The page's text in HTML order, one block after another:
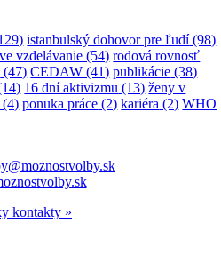
istanbulský dohovor pre ľudí(98)
vzdelávanie (54) rodová rovnosť
(47) CEDAW (41) publikácie (38)
16 dní aktivizmu (13) ženy v
(4) ponuka práce (2) kariéra (2) WHO
kontakty »